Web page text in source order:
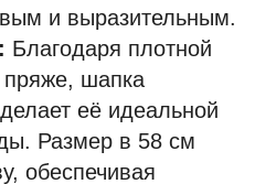
и выразительным.
Благодаря плотной
пряже, шапка
её идеальной
Размер в 58 см
обеспечивая